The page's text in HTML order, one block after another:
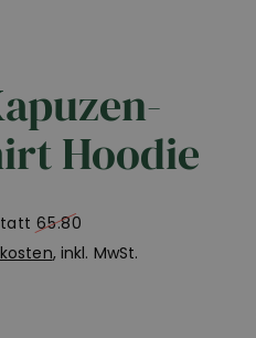
Hoodie
65.80
, inkl. MwSt.